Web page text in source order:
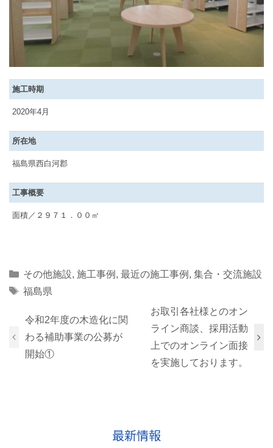
施工時期
2020年4月
所在地
福島県西白河郡
工事概要
面積／２９７１．００㎡
Categories
その他施設, 施工事例 , 最近の施工事例 , 集合・交流施設
Tags
福島県
令和2年度の木造化に関
わる補助事業の公募が
開始①
お取引各社様とのオン
ライン商談、採用活動
上でのオンライン面接
を実施しております。
最新情報